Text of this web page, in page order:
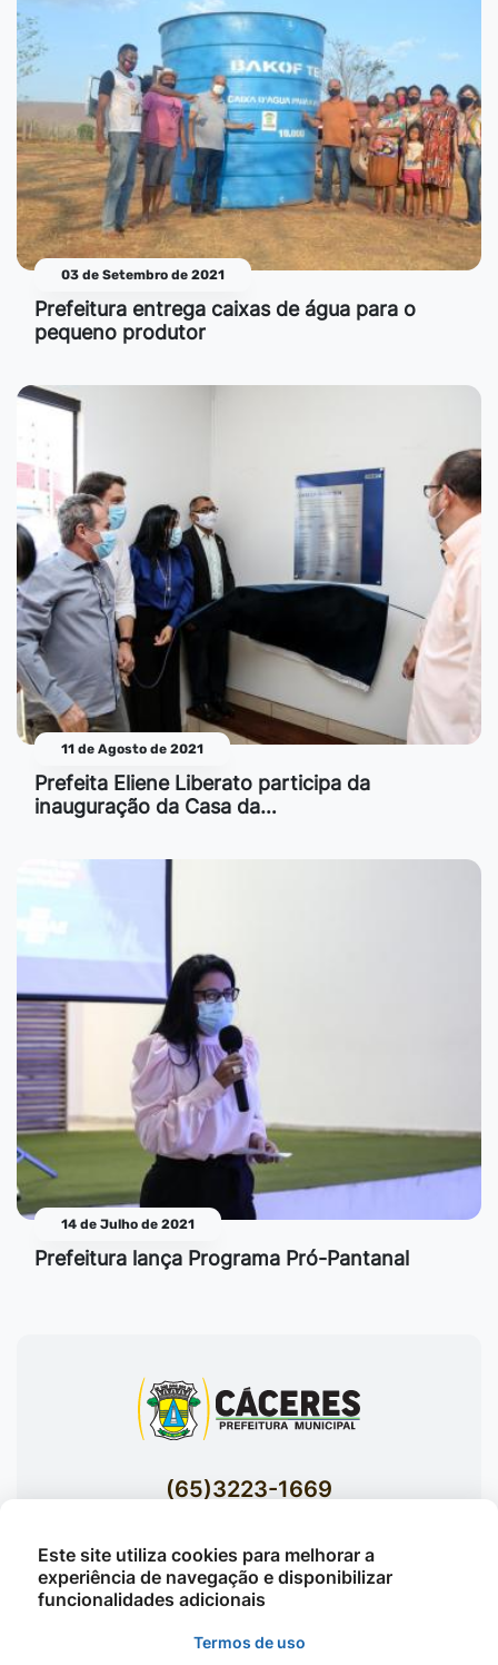
03 de Setembro de 2021
Prefeitura entrega caixas de água para o
pequeno produtor
11 de Agosto de 2021
Prefeita Eliene Liberato participa da
inauguração da Casa da…
14 de Julho de 2021
Prefeitura lança Programa Pró-Pantanal
(65)3223-1669
Acessar E-mails Institucionais
Av. Brasil nº 119 Bairro Jardim Celeste -
Este site utiliza cookies para melhorar a
experiência de navegação e disponibilizar
funcionalidades adicionais
Termos de uso